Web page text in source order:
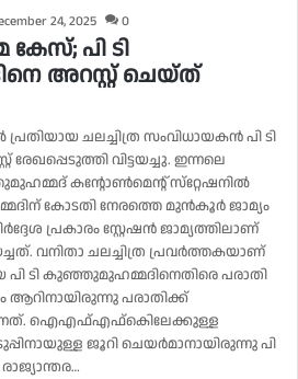
24, 2025 0
പി ടി
അറസ്റ്റ് ചെയ്ത്
ചലച്ചിത്ര സംവിധായകൻ പി ടി
വിട്ടയച്ചു. ഇന്നലെ
കൻ്റോൺമെൻ്റ് സ്‌റ്റേഷനിൽ
കോടതി നേരത്തെ മുൻകൂർ ജാമ്യം
പ്രകാരം സ്റ്റേഷൻ ജാമ്യത്തിലാണ്
വനിതാ ചലച്ചിത്ര പ്രവർത്തകയാണ്
ടി കുഞ്ഞുമുഹമ്മദിനെതിരെ പരാതി
പരാതിക്ക്
ഐഎഫ്എഫ്കെിലേക്കുള്ള
ജൂറി ചെയർമാനായിരുന്നു പി